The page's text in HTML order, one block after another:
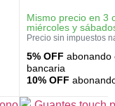
Mismo precio en 3
miércoles y
Precio sin impuestos
5% OFF abonando
bancaria
10% OFF